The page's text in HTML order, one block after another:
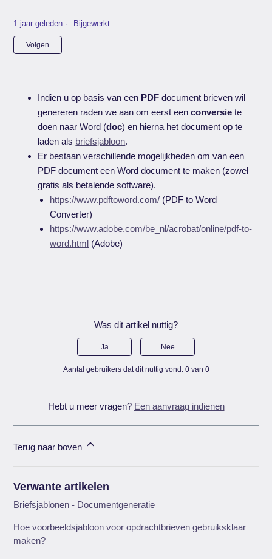
1 jaar geleden Bijgewerkt
Volgen
Indien u op basis van een PDF document brieven wil
genereren raden we aan om eerst eenconversie te
doen naar Word (doc) en hierna het document op te
laden als briefsjabloon.
Er bestaan verschillende mogelijkheden om van een
PDF document een Word document te maken (zowel
gratis als betalende software).
https://www.pdftoword.com/ (PDF to Word
Converter)
https://www.adobe.com/be_nl/acrobat/online/pdf-to-
word.html (Adobe)
Was dit artikel nuttig?
Ja Nee
Aantal gebruikers dat dit nuttig vond: 0 van 0
Hebt u meer vragen? Een aanvraag indienen
Terug naar boven
Verwante artikelen
Briefsjablonen - Documentgeneratie
Hoe voorbeeldsjabloon voor opdrachtbrieven gebruiksklaar
maken?